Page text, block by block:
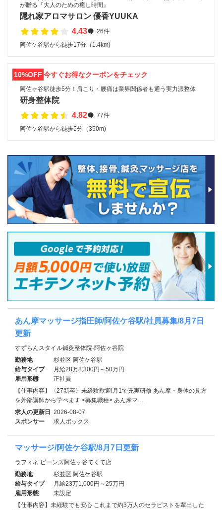
が贈る『大人のための癒し時間』
隠れ家アロマサロン 優香YUUKA
4.43
26件
阿佐ケ谷駅から徒歩17分（1.4km)
10%OFF 今すぐお得なクーポンをチェック
阿佐ヶ谷駅徒歩5分！肩こり・腰痛は業界関係者も通う実力派整体
研身整体院
4.82
77件
阿佐ケ谷駅から徒歩5分（350m)
あん摩マッサージ指圧師/阿佐ケ谷駅/社員募集/8月7日
更新
すずらんスタイル鍼灸整体院-阿佐ヶ谷院
勤務地
杉並区 阿佐ケ谷駅
給与タイプ
月給28万8,300円～50万円
雇用形態
正社員
【仕事内容】〈27新卒〉未経験歓迎!月1で充実研修 あん摩・身体の見方
を外部講師から学べます <募集職種> あん摩マ…
求人の更新日 2026-08-07
スポンサー
求人ボックス
マッサージ/阿佐ケ谷駅/8月7日更新
ラフィネ ビーンズ阿佐ヶ谷てくて店
勤務地
杉並区 阿佐ケ谷駅
給与タイプ
月給23万1,000円～25万円
雇用形態
未設定
【仕事内容】未経験でも安心 これまで約3万人のセラピストを輩出した